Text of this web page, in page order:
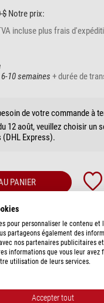
$ Notre prix:
incluse plus frais
6-10 semaines + durée de
de votre commande à
12 août, veuillez choisir un
Express).
PANIER
523 nm, filtre Ex 510-550,
pour personnaliser le contenu et
partageons également des
nos partenaires publicitaires
informations que vous leur avez
utilisation de leurs services.
Accepter tout